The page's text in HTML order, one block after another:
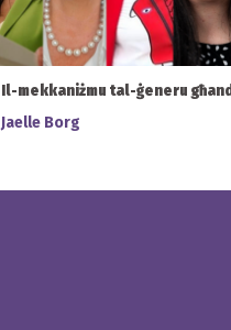
Il-mekkaniżmu tal-ġeneru
Jaelle Borg